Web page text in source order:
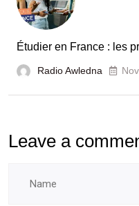
et
écoles
Étudier en France : les
Radio Awledna
Leave a